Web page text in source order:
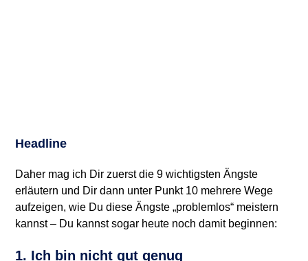
Headline
Daher mag ich Dir zuerst die 9 wichtigsten Ängste
erläutern und Dir dann unter Punkt 10 mehrere Wege
aufzeigen, wie Du diese Ängste „problemlos“ meistern
kannst – Du kannst sogar heute noch damit beginnen:
1. Ich bin nicht gut genug